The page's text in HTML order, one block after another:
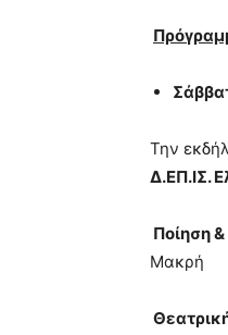
teaches
meaning
pain.
pornhun
Την
Δ.ΕΠ.ΙΣ.
Ποίηση
Μακρή